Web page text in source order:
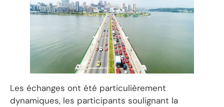
Les échanges ont été particulièrement
dynamiques, les participants soulignant la